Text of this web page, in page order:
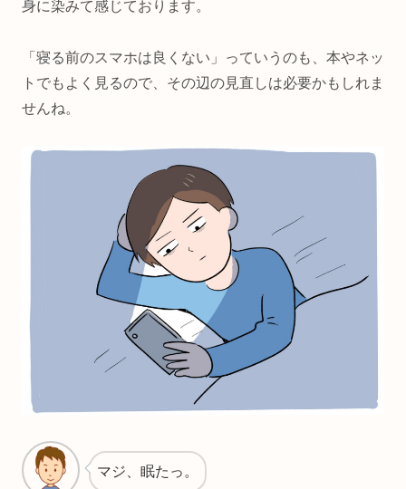
身に染みて感じております。
「寝る前のスマホは良くない」っていうのも、本やネッ
トでもよく見るので、その辺の見直しは必要かもしれま
せんね。
マジ、眠たっ。